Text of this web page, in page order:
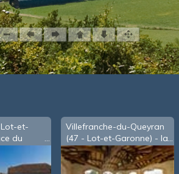
et-
du
Villefranche-du-Queyran
(47 - Lot-et-Garonne) - la
Halle